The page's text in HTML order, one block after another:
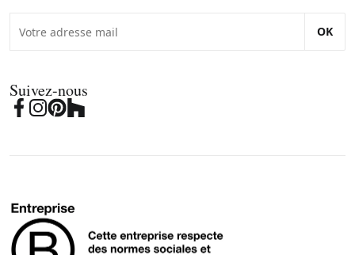
OK
Suivez-nous